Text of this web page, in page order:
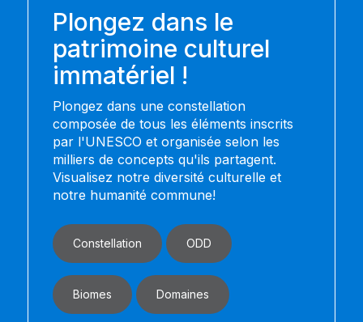
Plongez dans le
patrimoine culturel
immatériel !
Plongez dans une constellation
composée de tous les éléments inscrits
par l'UNESCO et organisée selon les
milliers de concepts qu'ils partagent.
Visualisez notre diversité culturelle et
notre humanité commune!
Constellation ODD
Biomes Domaines